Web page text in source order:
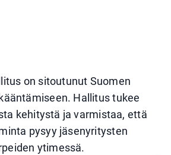
on sitoutunut Suomen
Hallitus tukee
kehitystä ja varmistaa, että
pysyy jäsenyritysten
ytimessä.